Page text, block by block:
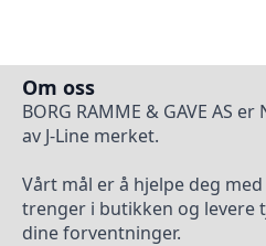
Om oss
BORG RAMME & GAVE AS
av J-Line merket.
Vårt mål er å hjelpe deg
trenger i butikken og levere
dine forventninger.